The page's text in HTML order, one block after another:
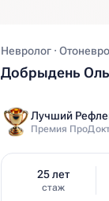
Невролог ·
Добрыдень
Лучший
Премия
25 лет
стаж